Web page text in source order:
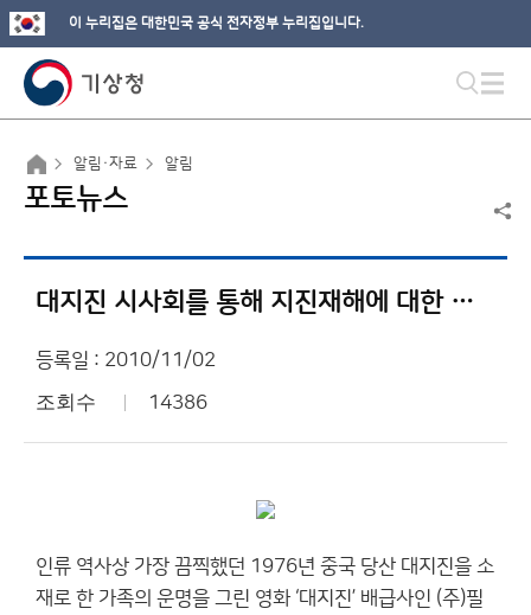
이 누리집은 대한민국 공식 전자정부 누리집입니다.
알림·자료 알림
포토뉴스
대지진 시사회를 통해 지진재해에 대한 경각심 높여
등록일 : 2010/11/02
조회수 14386
인류 역사상 가장 끔찍했던 1976년 중국 당산 대지진을 소
재로 한 가족의 운명을 그린 영화 ‘대지진’ 배급사인 (주)필